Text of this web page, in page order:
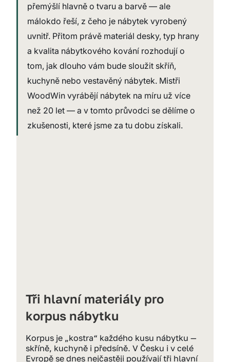
přemýšlí hlavně o tvaru a barvě — ale
málokdo řeší, z čeho je nábytek vyrobený
uvnitř. Přitom právě materiál desky, typ hrany
a kvalita nábytkového kování rozhodují o
tom, jak dlouho vám bude sloužit skříň,
kuchyně nebo vestavěný nábytek. Mistři
WoodWin vyrábějí nábytek na míru už více
než 20 let — a v tomto průvodci se dělíme o
zkušenosti, které jsme za tu dobu získali.
Tři hlavní materiály pro
korpus nábytku
Korpus je „kostra“ každého kusu nábytku —
skříně, kuchyně i předsíně. V Česku i v celé
Evropě se dnes nejčastěji používají tři hlavní